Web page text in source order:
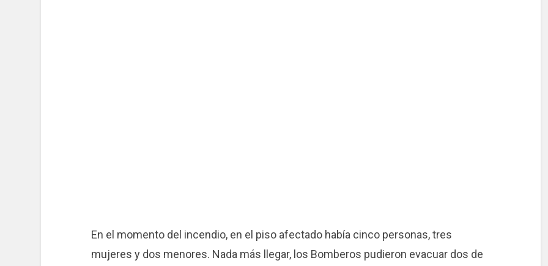
En el momento del incendio, en el piso afectado había cinco personas, tres
mujeres y dos menores. Nada más llegar, los Bomberos pudieron evacuar dos de